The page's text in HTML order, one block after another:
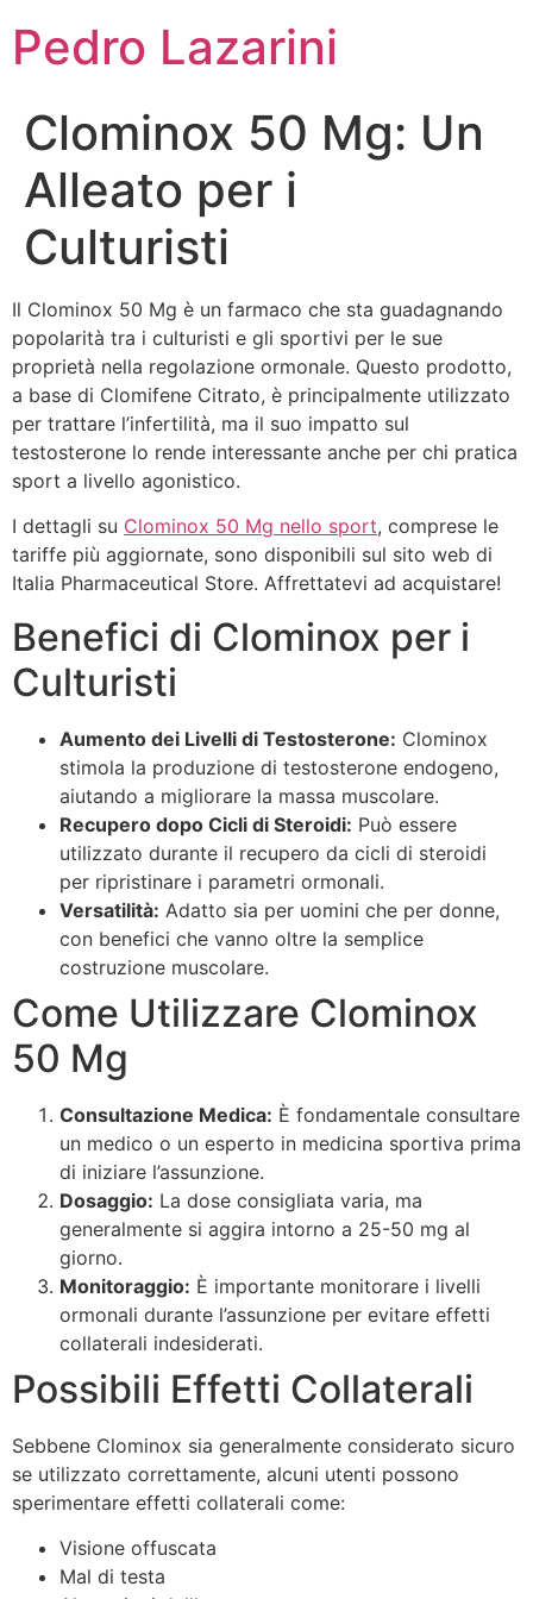
Pedro Lazarini
Clominox 50 Mg: Un
Alleato per i
Culturisti
Il Clominox 50 Mg è un farmaco che sta guadagnando
popolarità tra i culturisti e gli sportivi per le sue
proprietà nella regolazione ormonale. Questo prodotto,
a base di Clomifene Citrato, è principalmente utilizzato
per trattare l’infertilità, ma il suo impatto sul
testosterone lo rende interessante anche per chi pratica
sport a livello agonistico.
I dettagli su Clominox 50 Mg nello sport, comprese le
tariffe più aggiornate, sono disponibili sul sito web di
Italia Pharmaceutical Store. Affrettatevi ad acquistare!
Benefici di Clominox per i
Culturisti
Aumento dei Livelli di Testosterone: Clominox
stimola la produzione di testosterone endogeno,
aiutando a migliorare la massa muscolare.
Recupero dopo Cicli di Steroidi: Può essere
utilizzato durante il recupero da cicli di steroidi
per ripristinare i parametri ormonali.
Versatilità: Adatto sia per uomini che per donne,
con benefici che vanno oltre la semplice
costruzione muscolare.
Come Utilizzare Clominox
50 Mg
Consultazione Medica: È fondamentale consultare
un medico o un esperto in medicina sportiva prima
di iniziare l’assunzione.
Dosaggio: La dose consigliata varia, ma
generalmente si aggira intorno a 25-50 mg al
giorno.
Monitoraggio: È importante monitorare i livelli
ormonali durante l’assunzione per evitare effetti
collaterali indesiderati.
Possibili Effetti Collaterali
Sebbene Clominox sia generalmente considerato sicuro
se utilizzato correttamente, alcuni utenti possono
sperimentare effetti collaterali come:
Visione offuscata
Mal di testa